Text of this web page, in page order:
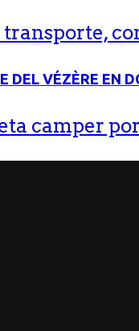
transporte,
camper